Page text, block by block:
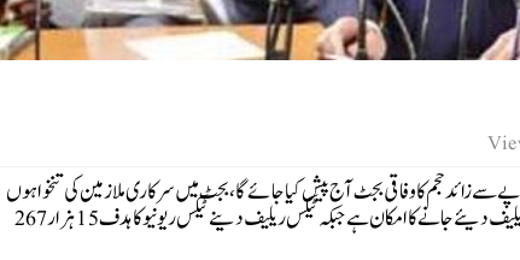
سے ائندہ مالی سال 2026-27کیلئے 17.5 ٹریلین روپے سے زائد حجم کا وفاقی بجٹ آج پیش کیا جائے گا، بجٹ میں سرکاری ملازمین کی تنخواہوں
اور پنشن میں اضافے اور ٹیکس کی شرح میں کمی مد میں50 ارب روپے تک کا ریلیف دیئے جانے کا امکان ہے جبکہ ٹیکس ریلیف دینے ٹیکس ریونیو کا ہدف 15 ہزار 267